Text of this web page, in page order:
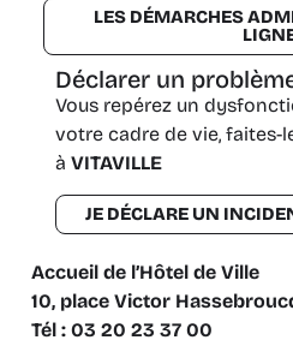
LES DÉMARCHES
Déclarer un
Vous repérez un
votre cadre de vie, faites-
à VITAVILLE
JE DÉCLARE UN
Accueil de l’Hôtel de Ville
10, place Victor
Tél : 03 20 23 37 00